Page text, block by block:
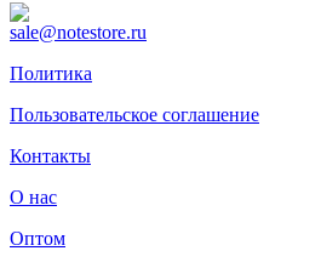
sale@notestore.ru
Политика
Пользовательское соглашение
Контакты
О нас
Оптом